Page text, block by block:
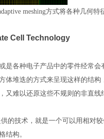
meshing方式将各种几何特
Cell Technology
是各种电子产品中的零件经常
体堆迭的方式来呈现这样的结
又难以还原这些不规则的非直
的技术，就是一个可以用相对
结构。